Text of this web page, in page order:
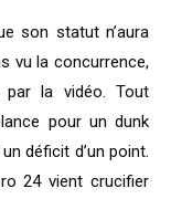
son statut n’aura
vu la concurrence,
par la vidéo. Tout
pour un dunk
déficit d’un point.
24 vient crucifier